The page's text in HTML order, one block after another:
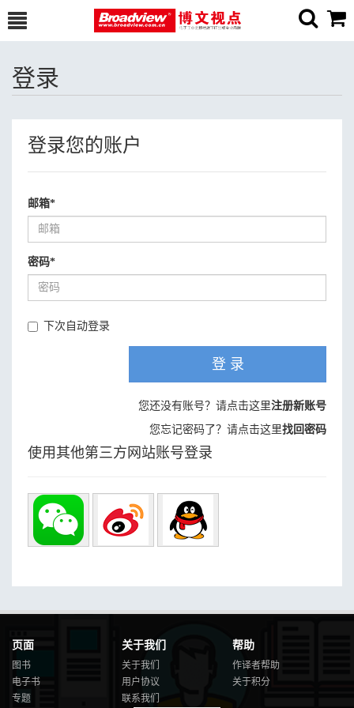
登录
登录您的账户
邮箱*
密码*
下次自动登录
登 录
您还没有账号？请点击这里注册新账号
您忘记密码了？请点击这里找回密码
使用其他第三方网站账号登录
页面
图书
电子书
专题
关于我们
关于我们
用户协议
联系我们
帮助
作译者帮助
关于积分